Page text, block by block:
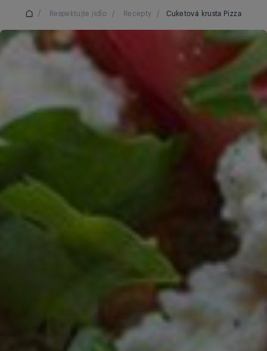
/ Respektujte jídlo / Recepty / Cuketová krusta Pizza